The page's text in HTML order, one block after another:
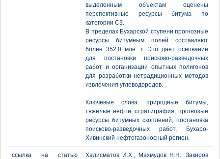
выделенным объектам оценены
перспективные ресурсы битума по
категории С3.
В пределах Бухарской ступени прогнозные
ресурсы битумным полей составляют
более 352,0 млн. т. Это дает основание
для постановки поисково-разведочных
работ и организации опытных полигонов
для разработки нетрадиционных методов
извлечения углеводородов.
Ключевые слова: природные битумы,
тяжелые нефти, стратиграфия, прогнозые
ресурсы битумных скоплений, постановка
поисково-разведочных работ, Бухаро-
Хивинский нефтегазоносный регион.
ссылка на статью
Халисматов И.Х., Махмудов Н.Н., Закиров